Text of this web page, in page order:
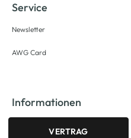
Service
Newsletter
AWG Card
Informationen
VERTRAG